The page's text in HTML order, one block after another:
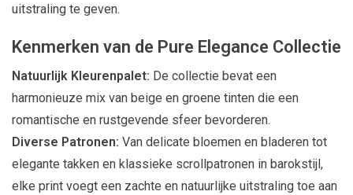
uitstraling te geven.
Kenmerken van de Pure Elegance Collectie
Natuurlijk Kleurenpalet: De collectie bevat een
harmonieuze mix van beige en groene tinten die een
romantische en rustgevende sfeer bevorderen.
Diverse Patronen: Van delicate bloemen en bladeren tot
elegante takken en klassieke scrollpatronen in barokstijl,
elke print voegt een zachte en natuurlijke uitstraling toe aan